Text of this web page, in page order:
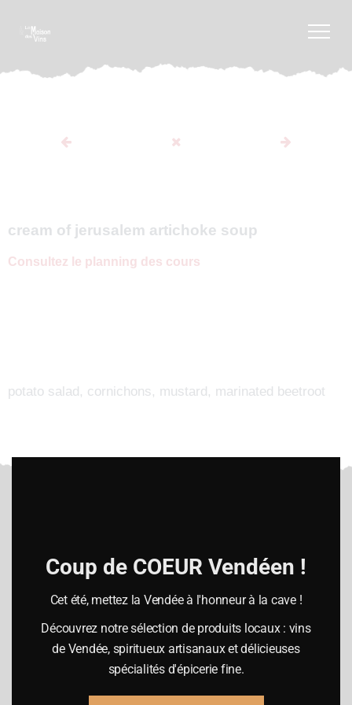
cream of jerusalem artichoke soup
Consultez le planning des cours
potato salad, cornichons, mustard, marinated beetroot
10h-12h30 / 14h00-19h00
Mardi à vendredi
09h15-12h30 / 14h00-19h00
Samedi
09h00-19h00
this
Coup de COEUR Vendéen !
Cet été, mettez la Vendée à l'honneur à la cave !
Découvrez notre sélection de produits locaux : vins
de Vendée, spiritueux artisanaux et délicieuses
spécialités d'épicerie fine.